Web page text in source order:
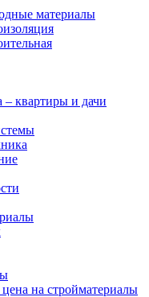
материалы
– квартиры и дачи
на стройматериалы